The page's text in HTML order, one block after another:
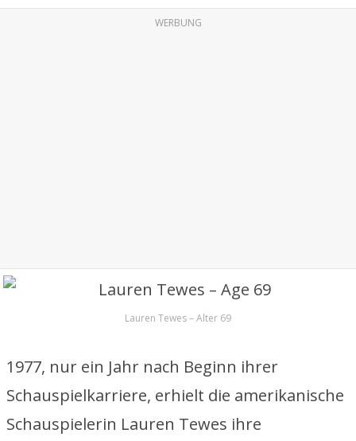
WERBUNG
Lauren Tewes – Alter 69
1977, nur ein Jahr nach Beginn ihrer
Schauspielkarriere, erhielt die amerikanische
Schauspielerin Lauren Tewes ihre